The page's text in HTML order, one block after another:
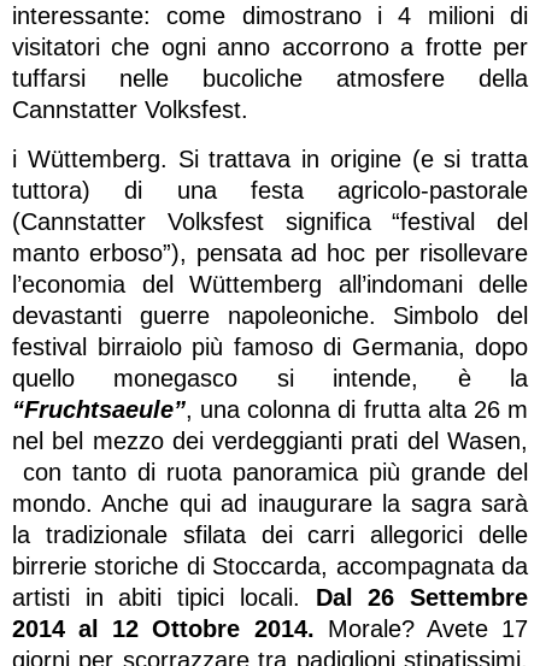
interessante: come dimostrano i 4 milioni di
visitatori che ogni anno accorrono a frotte per
tuffarsi nelle bucoliche atmosfere della
Cannstatter Volksfest.
i Wüttemberg. Si trattava in origine (e si tratta
tuttora) di una festa agricolo-pastorale
(Cannstatter Volksfest significa “festival del
manto erboso”), pensata ad hoc per risollevare
l’economia del Wüttemberg all’indomani delle
devastanti guerre napoleoniche. Simbolo del
festival birraiolo più famoso di Germania, dopo
quello monegasco si intende, è la
“Fruchtsaeule”, una colonna di frutta alta 26 m
nel bel mezzo dei verdeggianti prati del Wasen,
con tanto di ruota panoramica più grande del
mondo. Anche qui ad inaugurare la sagra sarà
la tradizionale sfilata dei carri allegorici delle
birrerie storiche di Stoccarda, accompagnata da
artisti in abiti tipici locali. Dal 26 Settembre
2014 al 12 Ottobre 2014. Morale? Avete 17
giorni per scorrazzare tra padiglioni stipatissimi,